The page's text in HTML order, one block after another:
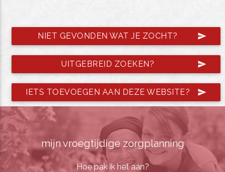
NIET GEVONDEN WAT JE ZOCHT? send
UITGEBREID ZOEKEN? send
IETS TOEVOEGEN AAN DEZE WEBSITE? send
mijn vroegtijdige zorgplanning
Hoe pak ik het aan?